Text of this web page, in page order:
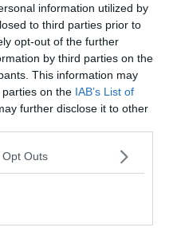
information utilized by
to third parties prior to
opt-out of the further
by third parties on the
This information may
on the IAB’s List of
further disclose it to other
Outs
volt, de a Real
benne, hogy a
is szóba hozták a Real
túl fiatal volt, aztán meg a